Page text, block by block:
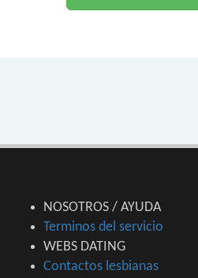
NOSOTROS / AYUDA
Terminos del servicio
WEBS DATING
Contactos lesbianas